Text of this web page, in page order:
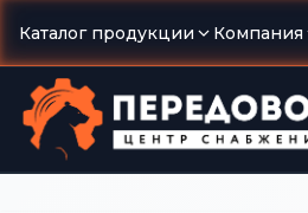
Каталог продукции Компания